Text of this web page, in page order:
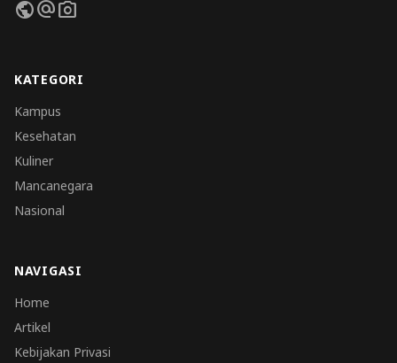
publicalternate_emailphoto_camera
KATEGORI
Kampus
Kesehatan
Kuliner
Mancanegara
Nasional
NAVIGASI
Home
Artikel
Kebijakan Privasi